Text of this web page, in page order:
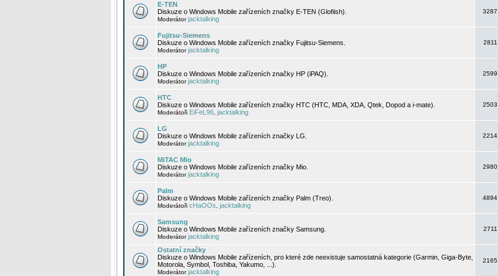
E-TEN
Diskuze o Windows Mobile zařízeních značky E-TEN (Glofiish).
Moderátorjacktalking
3287
Fujitsu-Siemens
Diskuze o Windows Mobile zařízeních značky Fujitsu-Siemens.
Moderátorjacktalking
2811
HP
Diskuze o Windows Mobile zařízeních značky HP (iPAQ).
Moderátorjacktalking
2599
HTC
Diskuze o Windows Mobile zařízeních značky HTC (HTC, MDA, XDA, Qtek, Dopod a i-mate).
Moderátoři EiFeL96 jacktalking
2503
LG
Diskuze o Windows Mobile zařízeních značky LG.
Moderátorjacktalking
2214
MiTAC Mio
Diskuze o Windows Mobile zařízeních značky Mio.
Moderátorjacktalking
2980
Palm
Diskuze o Windows Mobile zařízeních značky Palm (Treo).
Moderátoři cHaOOs jacktalking
4894
Samsung
Diskuze o Windows Mobile zařízeních značky Samsung.
Moderátorjacktalking
2711
Ostatní značky
Diskuze o Windows Mobile zařízeních, pro které zde neexistuje samostatná kategorie (Garmin, Giga-Byte,
Motorola, Symbol, Toshiba, Yakumo, ...).
Moderátorjacktalking
2165